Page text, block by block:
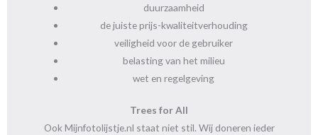
duurzaamheid
de juiste prijs-kwaliteitverhouding
veiligheid voor de gebruiker
belasting van het milieu
wet en regelgeving
Trees for All
Ook Mijnfotolijstje.nl staat niet stil. Wij doneren ieder